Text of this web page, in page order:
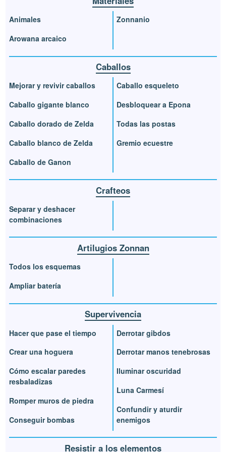
Animales
Arowana arcaico
Zonnanio
Caballos
Mejorar y revivir caballos
Caballo gigante blanco
Caballo dorado de Zelda
Caballo blanco de Zelda
Caballo de Ganon
Caballo esqueleto
Desbloquear a Epona
Todas las postas
Gremio ecuestre
Crafteos
Separar y deshacer
combinaciones
Artilugios Zonnan
Todos los esquemas
Ampliar batería
Supervivencia
Hacer que pase el tiempo
Crear una hoguera
Cómo escalar paredes
resbaladizas
Romper muros de piedra
Conseguir bombas
Derrotar gibdos
Derrotar manos tenebrosas
Iluminar oscuridad
Luna Carmesí
Confundir y aturdir
enemigos
Resistir a los elementos